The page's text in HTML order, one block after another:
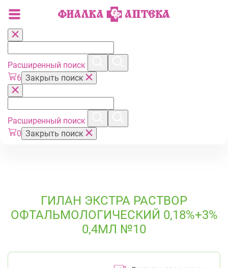
Расширенный поиск
6 Закрыть поиск
Расширенный поиск
0 Закрыть поиск
ГИЛАН ЭКСТРА РАСТВОР
ОФТАЛЬМОЛОГИЧЕСКИЙ 0,18%+3%
0,4МЛ №10